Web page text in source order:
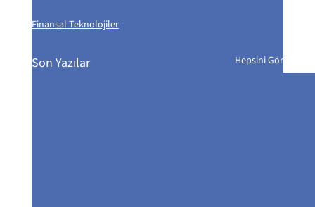
Finansal Teknolojiler
Son Yazılar Hepsini Gör